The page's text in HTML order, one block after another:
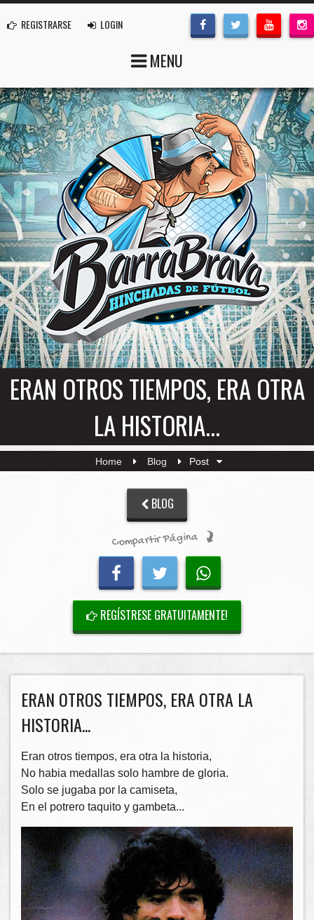
REGISTRARSE LOGIN
MENU
ERAN OTROS TIEMPOS, ERA OTRA
LA HISTORIA...
Home Blog Post
BLOG
Compartir Página
REGÍSTRESE GRATUITAMENTE!
ERAN OTROS TIEMPOS, ERA OTRA LA
HISTORIA...
Eran otros tiempos, era otra la historia,
No habia medallas solo hambre de gloria.
Solo se jugaba por la camiseta,
En el potrero taquito y gambeta...